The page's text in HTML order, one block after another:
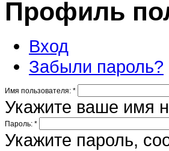
Профиль
Вход
Забыли пароль?
Имя пользователя: *
Укажите ваше имя
Пароль: *
Укажите пароль,